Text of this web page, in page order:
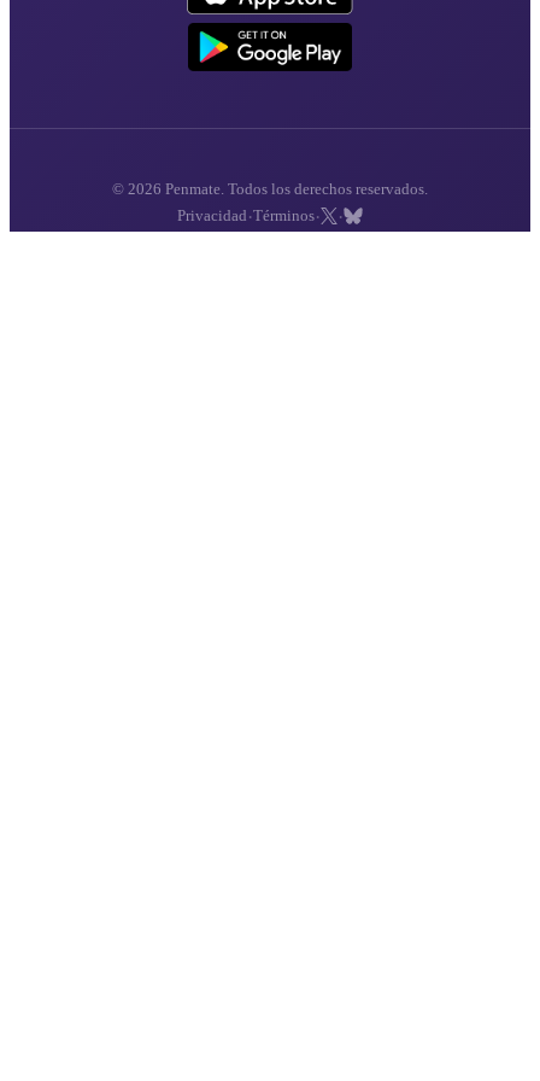
© 2026 Penmate. Todos los derechos reservados.
Privacidad ·Términos· ·